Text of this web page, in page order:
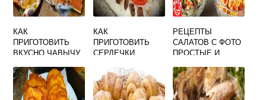
КАК
ПРИГОТОВИТЬ
ВКУСНО ЧАВЫЧУ
КАК
ПРИГОТОВИТЬ
СЕРДЕЧКИ
ВКУСНО НА
МАНГАЛЕ
РЕЦЕПТЫ
САЛАТОВ С ФОТО
ПРОСТЫЕ И
ЛЕТНИХ